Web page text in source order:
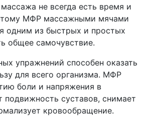
не всегда есть время и
МФР массажными мячами
одним из быстрых и простых
общее самочувствие.
упражнений способен оказать
для всего организма. МФР
боли и напряжения в
суставов, снимает
кровообращение.